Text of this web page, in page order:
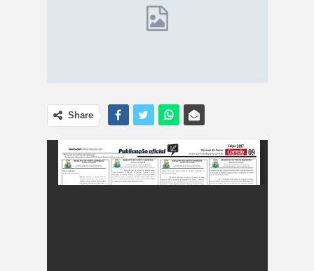
Share